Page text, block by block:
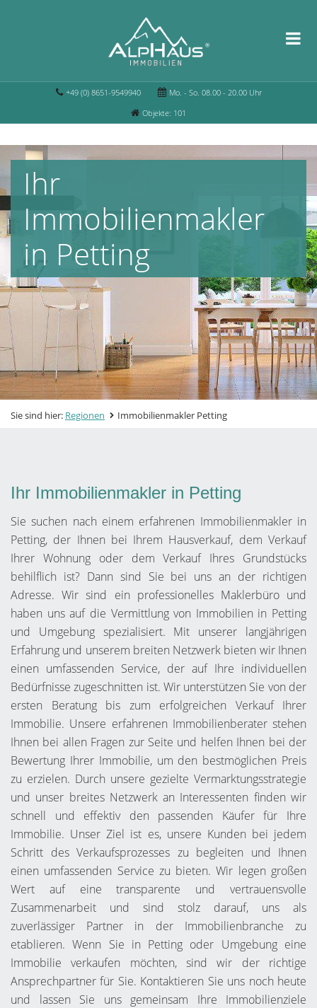
+49 (0) 8651-9549940
Mo. - So. 08.00 - 20.00 Uhr
Objekte: 101
Ihr
Immobilienmakler
in Petting
Sie sind hier: Regionen Immobilienmakler Petting
Ihr Immobilienmakler in Petting
Sie suchen nach einem erfahrenen Immobilienmakler in
Petting, der Ihnen bei Ihrem Hausverkauf, dem Verkauf
Ihrer Wohnung oder dem Verkauf Ihres Grundstücks
behilflich ist? Dann sind Sie bei uns an der richtigen
Adresse. Wir sind ein professionelles Maklerbüro und
haben uns auf die Vermittlung von Immobilien in Petting
und Umgebung spezialisiert. Mit unserer langjährigen
Erfahrung und unserem breiten Netzwerk bieten wir Ihnen
einen umfassenden Service, der auf Ihre individuellen
Bedürfnisse zugeschnitten ist. Wir unterstützen Sie von der
ersten Beratung bis zum erfolgreichen Verkauf Ihrer
Immobilie. Unsere erfahrenen Immobilienberater stehen
Ihnen bei allen Fragen zur Seite und helfen Ihnen bei der
Bewertung Ihrer Immobilie, um den bestmöglichen Preis
zu erzielen. Durch unsere gezielte Vermarktungsstrategie
und unser breites Netzwerk an Interessenten finden wir
schnell und effektiv den passenden Käufer für Ihre
Immobilie. Unser Ziel ist es, unsere Kunden bei jedem
Schritt des Verkaufsprozesses zu begleiten und Ihnen
einen umfassenden Service zu bieten. Wir legen großen
Wert auf eine transparente und vertrauensvolle
Zusammenarbeit und sind stolz darauf, uns als
zuverlässiger Partner in der Immobilienbranche zu
etablieren. Wenn Sie in Petting oder Umgebung eine
Immobilie verkaufen möchten, sind wir der richtige
Ansprechpartner für Sie. Kontaktieren Sie uns noch heute
und lassen Sie uns gemeinsam Ihre Immobilienziele